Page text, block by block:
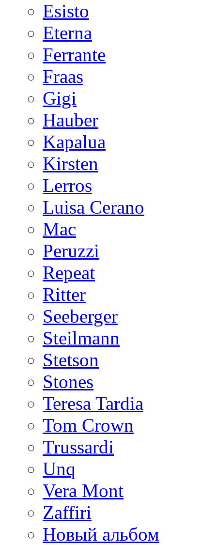
Esisto
Eterna
Ferrante
Fraas
Gigi
Hauber
Kapalua
Kirsten
Lerros
Luisa Cerano
Mac
Peruzzi
Repeat
Ritter
Seeberger
Steilmann
Stetson
Stones
Teresa Tardia
Tom Crown
Trussardi
Unq
Vera Mont
Zaffiri
Новый альбом